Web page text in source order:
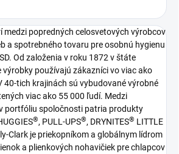
medzi popredných celosvetových výrobcov
a spotrebného tovaru pre osobnú hygienu
Od založenia v roku 1872 v štáte
výrobky používajú zákazníci vo viac ako
40-tich krajinách sú vybudované výrobné
viac ako 55 000 ľudí. Medzi
portfóliu spoločnosti patria produkty
®, PULL-UPS®, DRYNITES® LITTLE
Clark je priekopníkom a globálnym lídrom
a plienkových nohavičiek pre chlapcov